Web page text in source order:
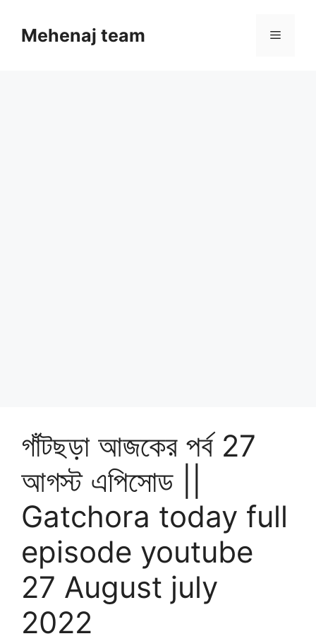
contentMehenaj team Menu
গাঁটছড়া আজকের পর্ব 27
আগস্ট এপিসোড ||
Gatchora today full
episode youtube
27 August july
2022